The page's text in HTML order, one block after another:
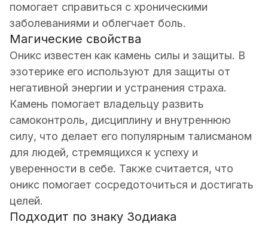
помогает справиться с хроническими
заболеваниями и облегчает боль.
Магические свойства
Оникс известен как камень силы и защиты. В
эзотерике его используют для защиты от
негативной энергии и устранения страха.
Камень помогает владельцу развить
самоконтроль, дисциплину и внутреннюю
силу, что делает его популярным талисманом
для людей, стремящихся к успеху и
уверенности в себе. Также считается, что
оникс помогает сосредоточиться и достигать
целей.
Подходит по знаку Зодиака